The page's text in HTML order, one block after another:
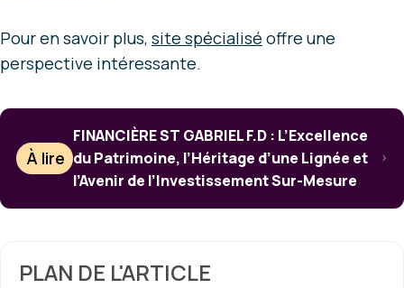
Pour en savoir plus, site spécialisé offre une
perspective intéressante.
À lire
FINANCIÈRE ST GABRIEL F.D : L’Excellence
du Patrimoine, l’Héritage d’une Lignée et
l’Avenir de l’Investissement Sur-Mesure
PLAN DE L'ARTICLE